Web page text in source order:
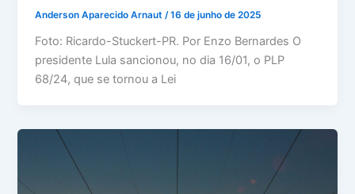
Anderson Aparecido Arnaut /16 de junho de 2025
Foto: Ricardo-Stuckert-PR. Por Enzo Bernardes O
presidente Lula sancionou, no dia 16/01, o PLP
68/24, que se tornou a Lei